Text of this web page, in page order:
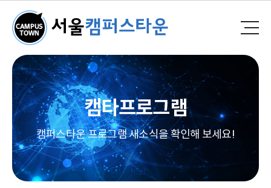
캠타프로그램
캠퍼스타운 프로그램 새소식을 확인해 보세요!